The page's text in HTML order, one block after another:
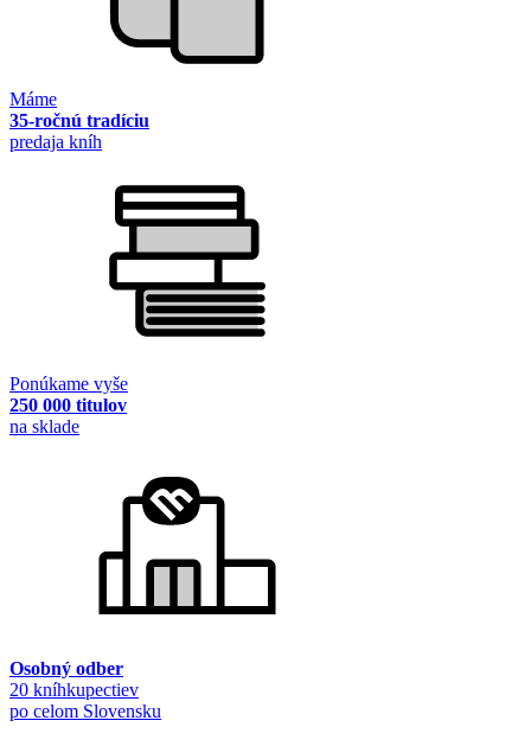
Máme
35-ročnú tradíciu
predaja kníh
Ponúkame vyše
250 000 titulov
na sklade
Osobný odber
20 kníhkupectiev
po celom Slovensku